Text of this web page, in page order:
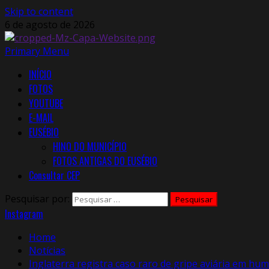
Skip to content
6 de agosto de 2026
Primary Menu
INÍCIO
FOTOS
YOUTUBE
E-MAIL
EUSÉBIO
HINO DO MUNICÍPIO
FOTOS ANTIGAS DO EUSÉBIO
Consultar CEP
Pesquisar por:
Instagram
Home
Notícias
Inglaterra registra caso raro de gripe aviária em